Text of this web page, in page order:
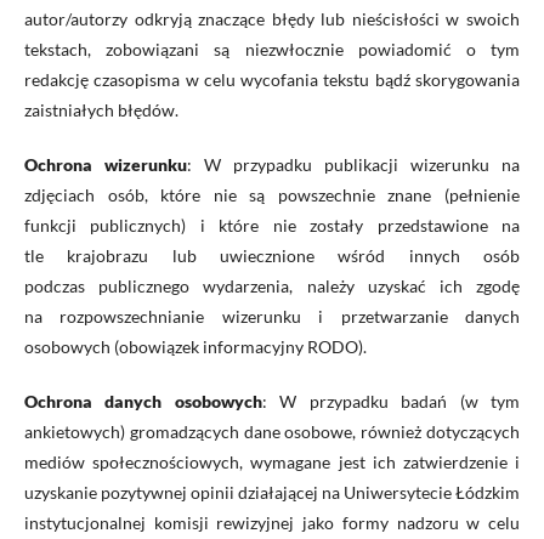
autor/autorzy odkryją znaczące błędy lub nieścisłości w swoich
tekstach, zobowiązani są niezwłocznie powiadomić o tym
redakcję czasopisma w celu wycofania tekstu bądź skorygowania
zaistniałych błędów.
Ochrona wizerunku: W przypadku publikacji wizerunku na
zdjęciach osób, które nie są powszechnie znane (pełnienie
funkcji
publicznych) i które nie zostały przedstawione na
tle krajobrazu lub uwiecznione wśród innych osób
podczas publicznego
wydarzenia, należy uzyskać ich zgodę
na rozpowszechnianie wizerunku i przetwarzanie danych
osobowych (obowiązek informacyjny RODO).
Ochrona danych osobowych: W przypadku badań (w tym
ankietowych) gromadzących dane osobowe, również dotyczących
mediów społecznościowych, wymagane jest ich zatwierdzenie i
uzyskanie pozytywnej opinii działającej na Uniwersytecie Łódzkim
instytucjonalnej komisji rewizyjnej jako formy nadzoru w celu